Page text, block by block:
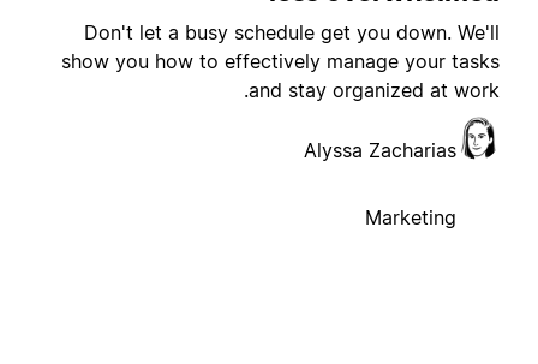
Don't let a busy schedule get you down.
show you how to effectively manage your
and stay organized at
Alyssa Zacharias
Marketing